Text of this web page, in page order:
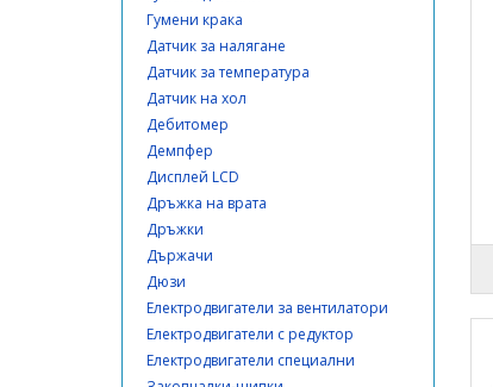
Гумени крака
Датчик за налягане
Датчик за температура
Датчик на хол
Дебитомер
Демпфер
Дисплей LCD
Дръжка на врата
Дръжки
Държачи
Дюзи
Електродвигатели за вентилатори
Електродвигатели с редуктор
Електродвигатели специални